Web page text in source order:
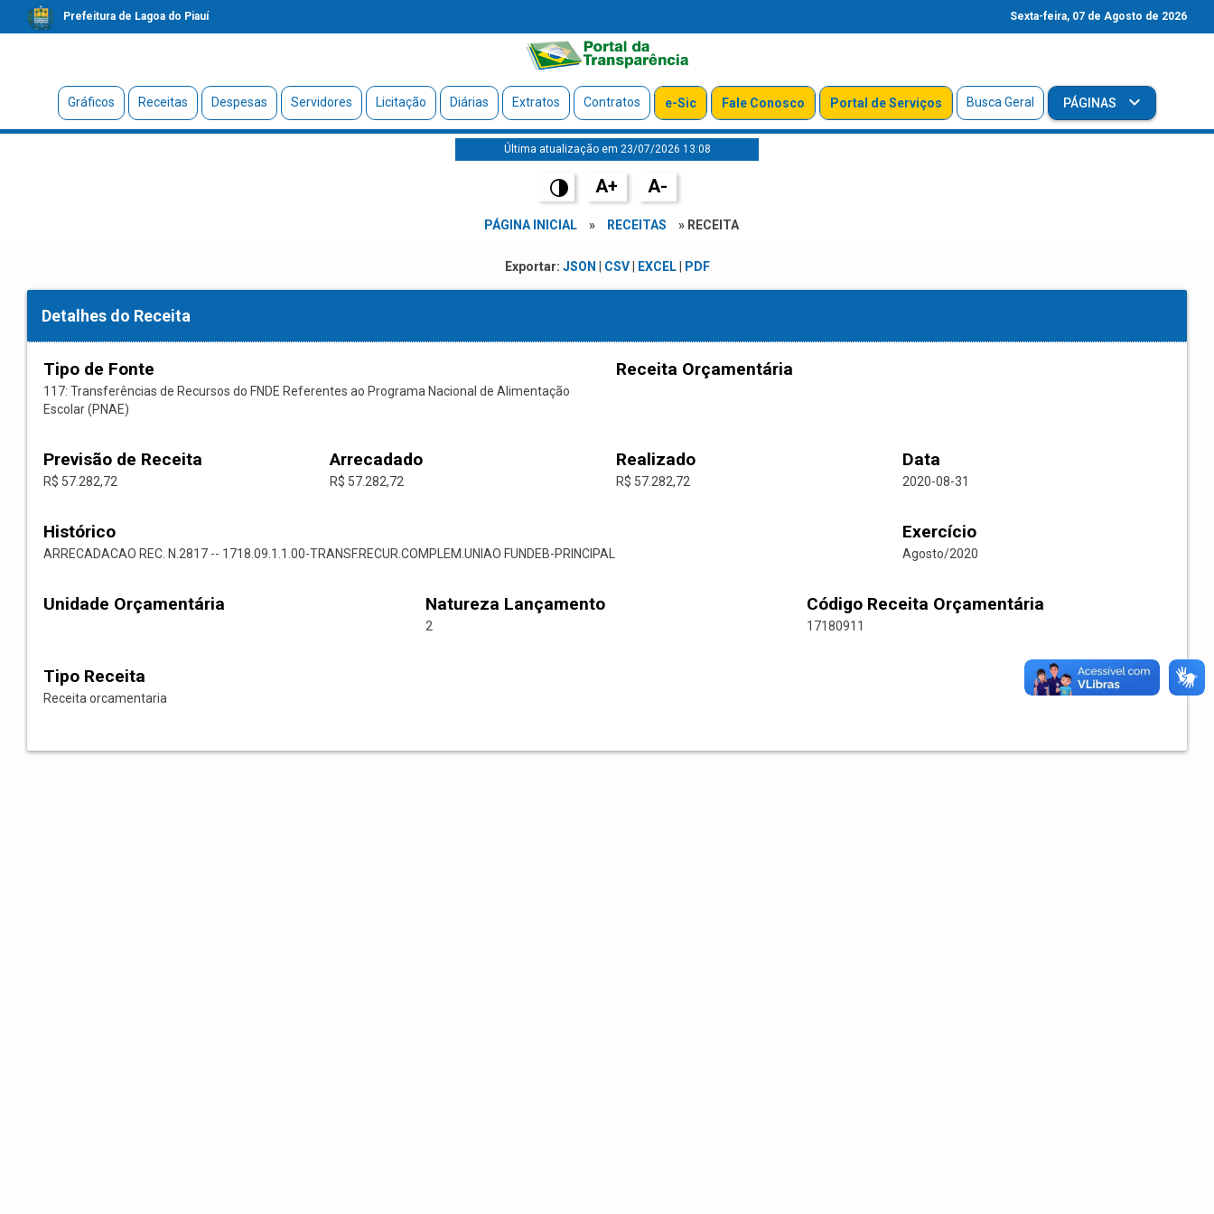
Prefeitura de Lagoa do Piauí Sexta-feira, 07 de Agosto de 2026
Gráficos Receitas Despesas Servidores Licitação Diárias Extratos Contratos e-Sic Fale Conosco Portal de Serviços Busca Geral PÁGINAS
Última atualização em 23/07/2026 13:08
A+ A-
PÁGINA INICIAL » RECEITAS » RECEITA
Exportar: JSON CSV| EXCEL| PDF
Detalhes do Receita
Tipo de Fonte
117: Transferências de Recursos do FNDE Referentes ao Programa Nacional de Alimentação
Escolar (PNAE)
Receita Orçamentária
Previsão de Receita
R$ 57.282,72
Arrecadado
R$ 57.282,72
Realizado
R$ 57.282,72
Data
2020-08-31
Histórico
ARRECADACAO REC. N.2817 -- 1718.09.1.1.00-TRANSF.RECUR.COMPLEM.UNIAO FUNDEB-PRINCIPAL
Exercício
Agosto/2020
Unidade Orçamentária Natureza Lançamento
2
Código Receita Orçamentária
17180911
Tipo Receita
Receita orcamentaria